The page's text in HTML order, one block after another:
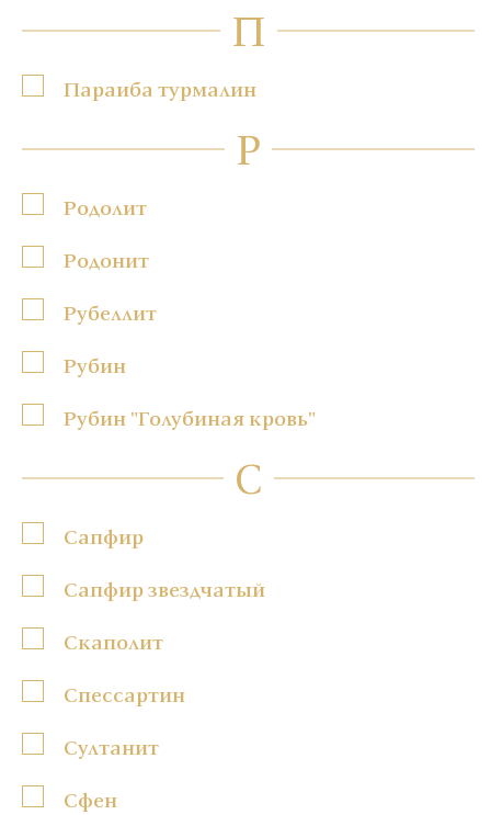
П
Параиба турмалин
Р
Родолит
Родонит
Рубеллит
Рубин
Рубин "Голубиная кровь"
С
Сапфир
Сапфир звездчатый
Скаполит
Спессартин
Султанит
Сфен